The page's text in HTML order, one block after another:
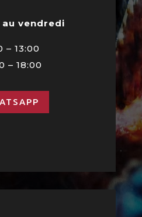
vendredi
– 13:00
– 18:00